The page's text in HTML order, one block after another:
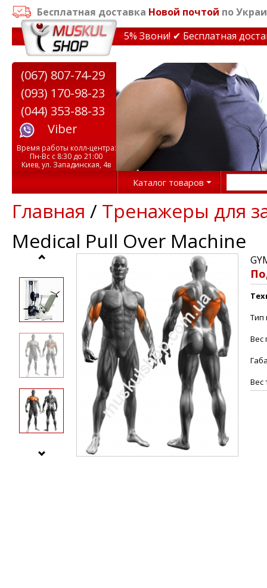
Бесплатная доставка Новой почтой по
на тренажеры до 15% Звони! ✔ Бесплатная
(067) 807-74-29
(093) 170-98-23
(044) 353-88-33
Viber
Время работы колл-центра:
Пн-Вс с 8:30 до 21:00
Киев, ул. Западинская, 4в
Каталог товаров
Главная / Тренажеры для
Medical Pull Over Machine
Тип
Вес
Вес